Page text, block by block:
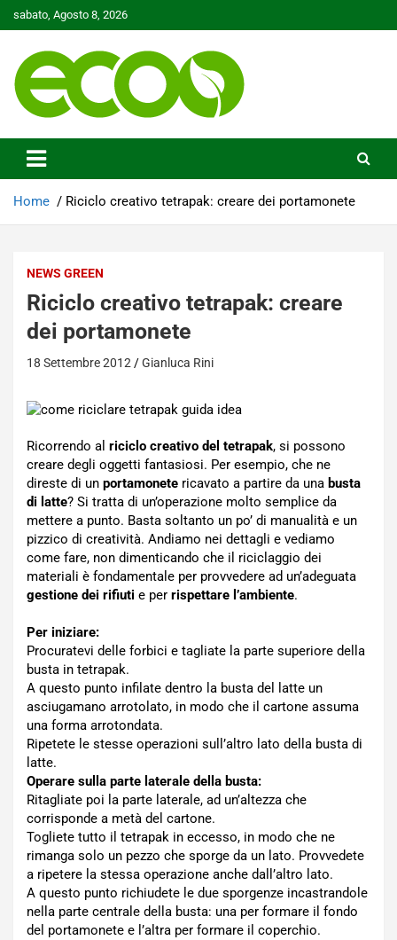
to
sabato, Agosto 8, 2026
Ecoo.it
Home Riciclo creativo tetrapak: creare dei portamonete
NEWS GREEN
Riciclo creativo tetrapak: creare
dei portamonete
18 Settembre 2012 Gianluca Rini
Ricorrendo al riciclo creativo del tetrapak, si possono
creare degli oggetti fantasiosi. Per esempio, che ne
direste di un portamonete ricavato a partire da una busta
di latte? Si tratta di un’operazione molto semplice da
mettere a punto. Basta soltanto un po’ di manualità e un
pizzico di creatività. Andiamo nei dettagli e vediamo
come fare, non dimenticando che il riciclaggio dei
materiali è fondamentale per provvedere ad un’adeguata
gestione dei rifiuti e per rispettare l’ambiente.
Per iniziare:
Procuratevi delle forbici e tagliate la parte superiore della
busta in tetrapak.
A questo punto infilate dentro la busta del latte un
asciugamano arrotolato, in modo che il cartone assuma
una forma arrotondata.
Ripetete le stesse operazioni sull’altro lato della busta di
latte.
Operare sulla parte laterale della busta:
Ritagliate poi la parte laterale, ad un’altezza che
corrisponde a metà del cartone.
Togliete tutto il tetrapak in eccesso, in modo che ne
rimanga solo un pezzo che sporge da un lato. Provvedete
a ripetere la stessa operazione anche dall’altro lato.
A questo punto richiudete le due sporgenze incastrandole
nella parte centrale della busta: una per formare il fondo
del portamonete e l’altra per formare il coperchio.